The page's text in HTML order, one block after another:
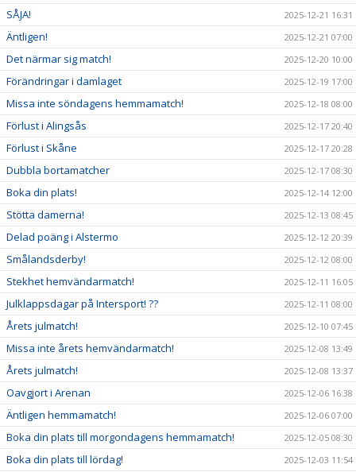
SÅJA! 2025-12-21 16:31
Äntligen! 2025-12-21 07:00
Det närmar sig match! 2025-12-20 10:00
Förändringar i damlaget 2025-12-19 17:00
Missa inte söndagens hemmamatch! 2025-12-18 08:00
Förlust i Alingsås 2025-12-17 20:40
Förlust i Skåne 2025-12-17 20:28
Dubbla bortamatcher 2025-12-17 08:30
Boka din plats! 2025-12-14 12:00
Stötta damerna! 2025-12-13 08:45
Delad poäng i Alstermo 2025-12-12 20:39
Smålandsderby! 2025-12-12 08:00
Stekhet hemvändarmatch! 2025-12-11 16:05
Julklappsdagar på Intersport! ?? 2025-12-11 08:00
Årets julmatch! 2025-12-10 07:45
Missa inte årets hemvändarmatch! 2025-12-08 13:49
Årets julmatch! 2025-12-08 13:37
Oavgjort i Arenan 2025-12-06 16:38
Äntligen hemmamatch! 2025-12-06 07:00
Boka din plats till morgondagens hemmamatch! 2025-12-05 08:30
Boka din plats till lördag! 2025-12-03 11:54